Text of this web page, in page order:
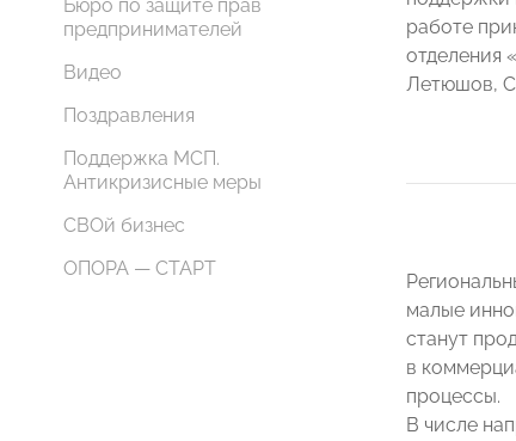
Бюро по защите прав
предпринимателей
Видео
Поздравления
Поддержка МСП.
Антикризисные меры
СВОй бизнес
ОПОРА — СТАРТ
работе
Летюшов,
малые
станут
в
процессы.
В числе